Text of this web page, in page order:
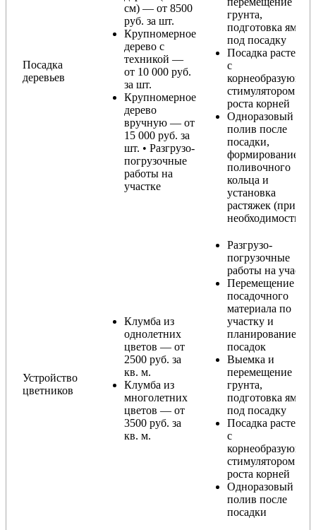
Посадка
деревьев
см) — от 8500
руб. за шт.
Крупномерное
дерево с
техникой —
от 10 000 руб.
за шт.
Крупномерное
дерево
вручную — от
15 000 руб. за
шт. • Разгрузо-
погрузочные
работы на
участке
грунта,
подготовка ямы
под посадку
Посадка растения
с
корнеобразующим
стимулятором
роста корней
Одноразовый
полив после
посадки,
формирование
поливочного
кольца и
установка
растяжек (при
необходимости)
Устройство
цветников
Клумба из
однолетних
цветов — от
2500 руб. за
кв. м.
Клумба из
многолетних
цветов — от
3500 руб. за
кв. м.
Разгрузо-
погрузочные
работы на участке
Перемещение
посадочного
материала по
участку и
планирование
посадок
Выемка и
перемещение
грунта,
подготовка ямы
под посадку
Посадка растений
с
корнеобразующим
стимулятором
роста корней
Одноразовый
полив после
посадки